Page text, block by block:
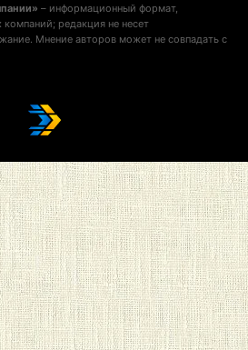
– информационный формат,
редакция не несет
Мнение авторов может не совпадать с